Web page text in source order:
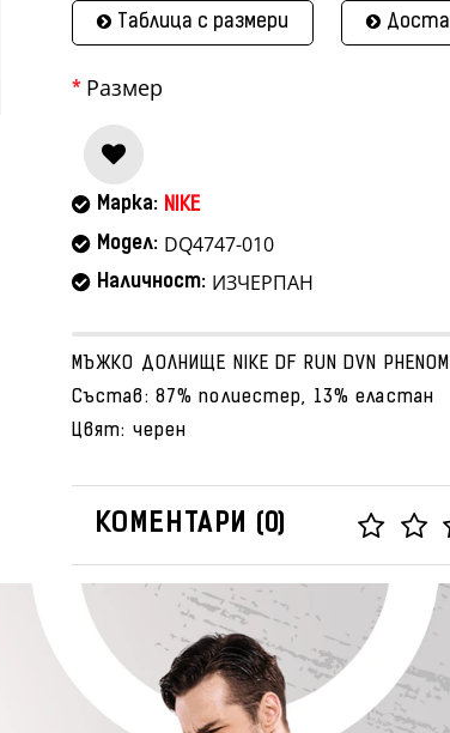
Таблица с размери
Размер
Марка: NIKE
Модел: DQ4747-010
Наличност: ИЗЧЕРПАН
МЪЖКО ДОЛНИЩЕ NIKE DF RUN DVN PHENOM
Състав: 87% полиестер, 13% еластан
Цвят: черен
КОМЕНТАРИ (0)